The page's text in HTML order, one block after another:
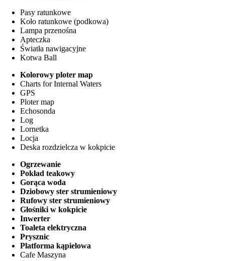
Pasy ratunkowe
Koło ratunkowe (podkowa)
Lampa przenośna
Apteczka
Światła nawigacyjne
Kotwa Ball
Kolorowy ploter map
Charts for Internal Waters
GPS
Ploter map
Echosonda
Log
Lornetka
Locja
Deska rozdzielcza w kokpicie
Ogrzewanie
Pokład teakowy
Gorąca woda
Dziobowy ster strumieniowy
Rufowy ster strumieniowy
Głośniki w kokpicie
Inwerter
Toaleta elektryczna
Prysznic
Platforma kąpielowa
Cafe Maszyna